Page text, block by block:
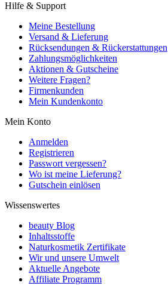
Hilfe & Support
Meine Bestellung
Versand & Lieferung
Rücksendungen & Rückerstattungen
Zahlungsmöglichkeiten
Aktionen & Gutscheine
Weitere Fragen?
Firmenkunden
Mein Kundenkonto
Mein Konto
Anmelden
Registrieren
Passwort vergessen?
Wo ist meine Lieferung?
Gutschein einlösen
Wissenswertes
beauty Blog
Inhaltsstoffe
Naturkosmetik Zertifikate
Wir und unsere Umwelt
Aktuelle Angebote
Affiliate Programm